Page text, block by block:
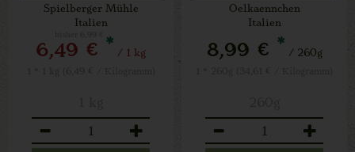
Spielberger Mühle
Italien
6,49 € * / 1 kg
Oelkaennchen
Italien
8,99 € * / 260g